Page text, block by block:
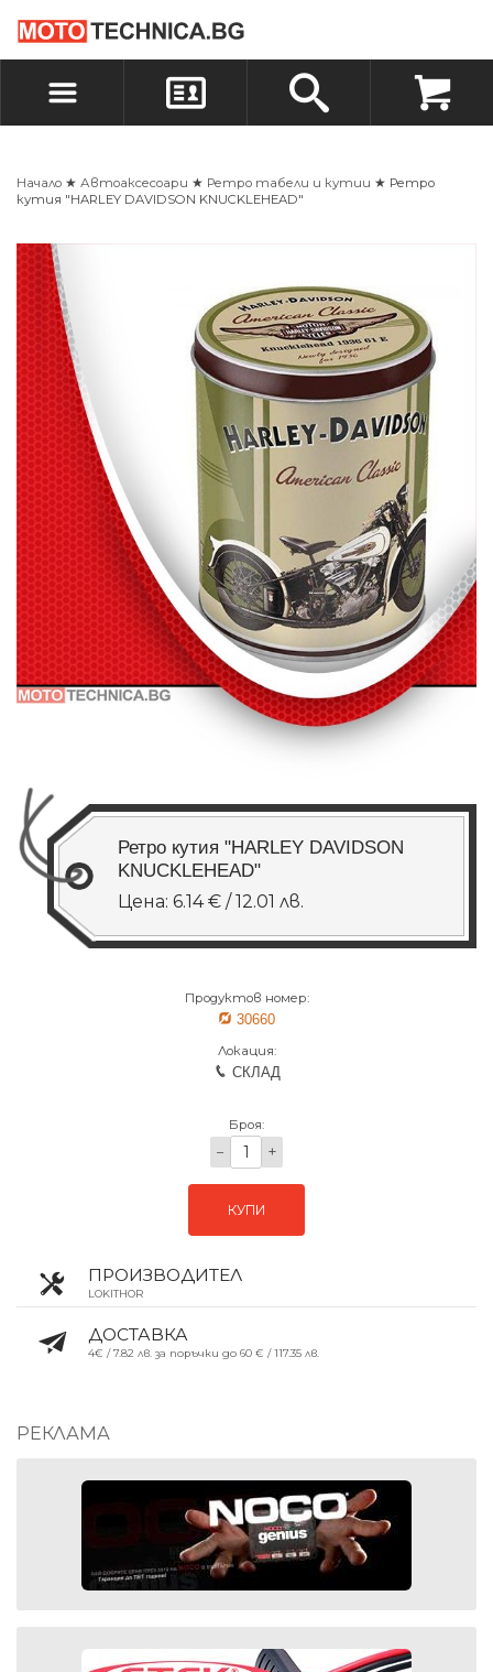
ВХОД
БЪРЗА ПОРЪЧКА ПОРЪЧКА
Начало ★ Автоаксесоари ★ Ретро табели и кутии ★ Ретро
кутия "HARLEY DAVIDSON KNUCKLEHEAD"
Ретро кутия "HARLEY DAVIDSON
KNUCKLEHEAD"
Цена: 6.14 € / 12.01 лв.
Продуктов номер:
30660
Локация:
СКЛАД
Броя:
− +
КУПИ
ПРОИЗВОДИТЕЛ
LOKITHOR
ДОСТАВКА
4€ / 7.82 лв. за поръчки до 60 € / 117.35 лв.
РЕКЛАМА